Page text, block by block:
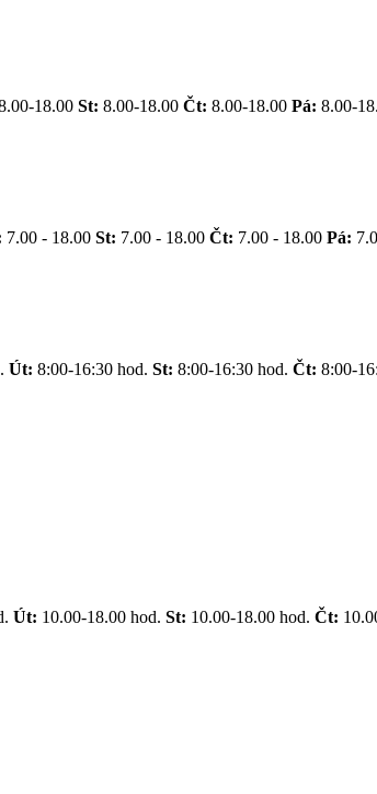
18.00 St: 8.00-18.00 Čt: 8.00-18.00 Pá: 8.00-
7.00 - 18.00 St: 7.00 - 18.00 Čt: 7.00 - 18.00 Pá:
Út: 8:00-16:30 hod. St: 8:00-16:30 hod. Čt: 8:00-
Út: 10.00-18.00 hod. St: 10.00-18.00 hod. Čt: